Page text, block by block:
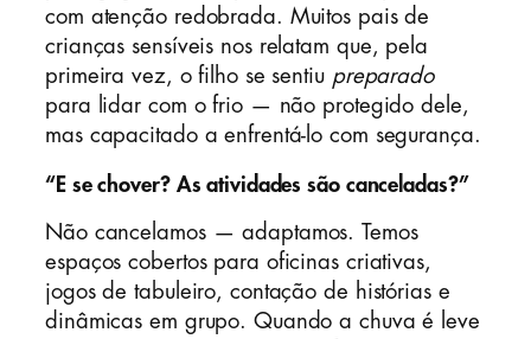
com atenção redobrada. Muitos pais de
crianças sensíveis nos relatam que, pela
primeira vez, o filho se sentiu preparado
para lidar com o frio — não protegido dele,
mas capacitado a enfrentá-lo com segurança.
“E se chover? As atividades são canceladas?”
Não cancelamos — adaptamos. Temos
espaços cobertos para oficinas criativas,
jogos de tabuleiro, contação de histórias e
dinâmicas em grupo. Quando a chuva é leve